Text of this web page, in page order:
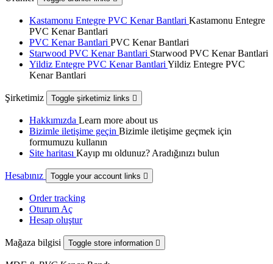
Kastamonu Entegre PVC Kenar Bantlari Kastamonu Entegre
PVC Kenar Bantlari
PVC Kenar Bantlari PVC Kenar Bantlari
Starwood PVC Kenar Bantlari Starwood PVC Kenar Bantlari
Yildiz Entegre PVC Kenar Bantlari Yildiz Entegre PVC
Kenar Bantlari
Şirketimiz Toggle şirketimiz links 
Hakkımızda Learn more about us
Bizimle iletişime geçin Bizimle iletişime geçmek için
formumuzu kullanın
Site haritası Kayıp mı oldunuz? Aradığınızı bulun
Hesabınız Toggle your account links 
Order tracking
Oturum Aç
Hesap oluştur
Mağaza bilgisi Toggle store information 